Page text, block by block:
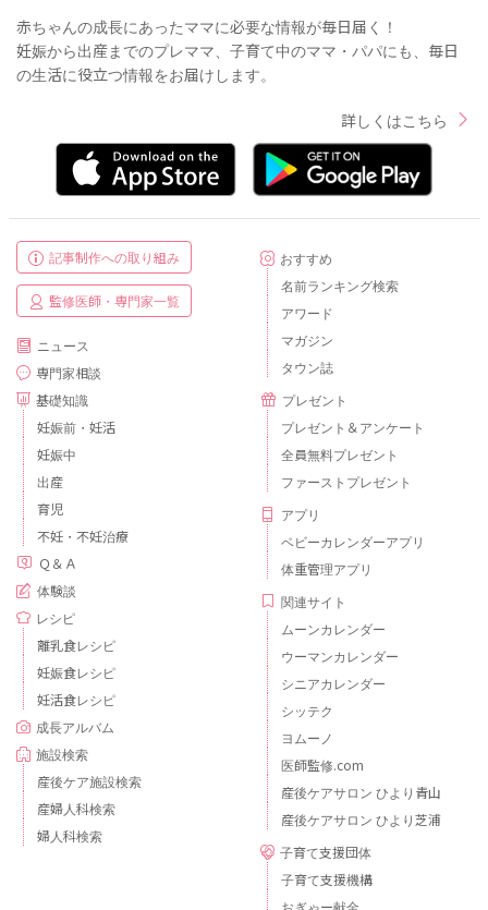
赤ちゃんの成長にあったママに必要な情報が毎日届く！
妊娠から出産までのプレママ、子育て中のママ・パパにも、毎日
の生活に役立つ情報をお届けします。
詳しくはこちら
記事制作への取り組み
監修医師・専門家一覧
ニュース
専門家相談
基礎知識
妊娠前・妊活
妊娠中
出産
育児
不妊・不妊治療
Ｑ＆Ａ
体験談
レシピ
離乳食レシピ
妊娠食レシピ
妊活食レシピ
成長アルバム
施設検索
産後ケア施設検索
産婦人科検索
婦人科検索
おすすめ
名前ランキング検索
アワード
マガジン
タウン誌
プレゼント
プレゼント＆アンケート
全員無料プレゼント
ファーストプレゼント
アプリ
ベビーカレンダーアプリ
体重管理アプリ
関連サイト
ムーンカレンダー
ウーマンカレンダー
シニアカレンダー
シッテク
ヨムーノ
医師監修.com
産後ケアサロン ひより青山
産後ケアサロン ひより芝浦
子育て支援団体
子育て支援機構
おぎゃー献金